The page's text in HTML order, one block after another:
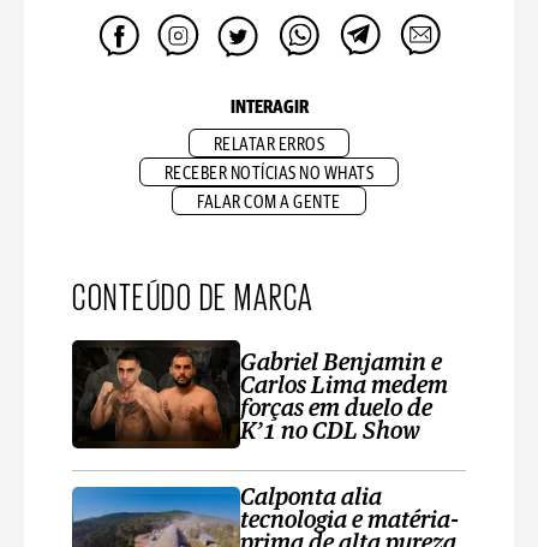
INTERAGIR
RELATAR ERROS
RECEBER NOTÍCIAS NO WHATS
FALAR COM A GENTE
CONTEÚDO DE MARCA
Gabriel Benjamin e
Carlos Lima medem
forças em duelo de
K’1 no CDL Show
Calponta alia
tecnologia e matéria-